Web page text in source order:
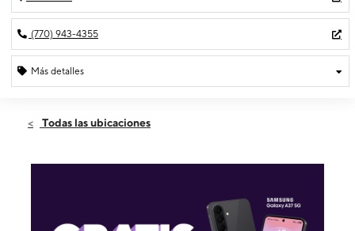
(770) 943-4355
Más detalles
Viernes:10:00 a. m. a 8:00 p. m.
Todas las ubicaciones